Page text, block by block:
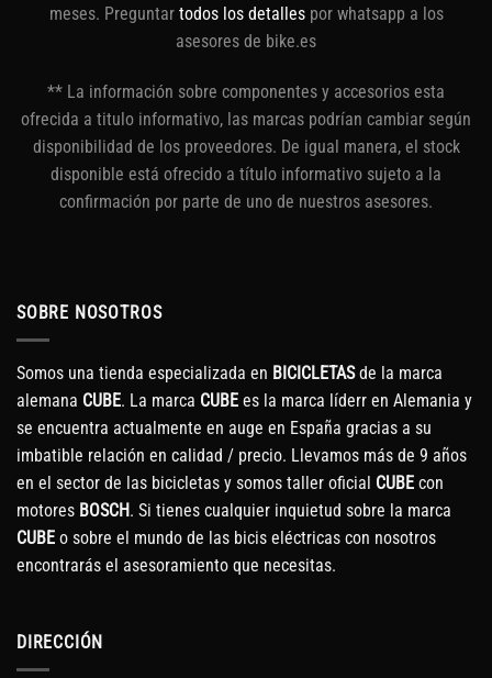
meses. Preguntar todos los detallespor whatsapp a los
asesores de bike.es
** La información sobre componentes y accesorios esta
ofrecida a titulo informativo, las marcas podrían cambiar según
disponibilidad de los proveedores. De igual manera, el stock
disponible está ofrecido a título informativo sujeto a la
confirmación por parte de uno de nuestros asesores.
SOBRE NOSOTROS
Somos una tienda especializada en BICICLETASde la marca
alemana CUBE. La marca CUBE es la marca líderr en Alemania y
se encuentra actualmente en auge en España gracias a su
imbatible relación en calidad / precio. Llevamos más de 9 años
en el sector de las bicicletas y somos taller oficial CUBE con
motores BOSCH. Si tienes cualquier inquietud sobre la marca
CUBE o sobre el mundo de las bicis eléctricas con nosotros
encontrarás el asesoramiento que necesitas.
DIRECCIÓN